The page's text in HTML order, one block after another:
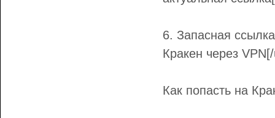
6. Запасная
Кракен через
Как попасть на